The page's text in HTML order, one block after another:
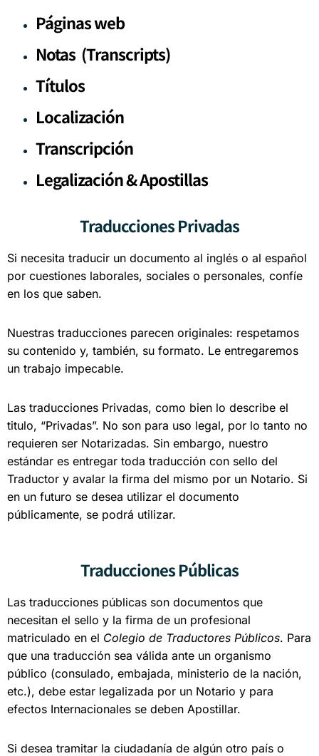
Páginas web
Notas (Transcripts)
Títulos
Localización
Transcripción
Legalización & Apostillas
Traducciones Privadas
Si necesita traducir un documento al inglés o al español
por cuestiones laborales, sociales o personales, confíe
en los que saben.
Nuestras traducciones parecen originales: respetamos
su contenido y, también, su formato. Le entregaremos
un trabajo impecable.
Las traducciones Privadas, como bien lo describe el
titulo, “Privadas”. No son para uso legal, por lo tanto no
requieren ser Notarizadas. Sin embargo, nuestro
estándar es entregar toda traducción con sello del
Traductor y avalar la firma del mismo por un Notario. Si
en un futuro se desea utilizar el documento
públicamente, se podrá utilizar.
Traducciones Públicas
Las traducciones públicas son documentos que
necesitan el sello y la firma de un profesional
matriculado en el Colegio de Traductores Públicos. Para
que una traducción sea válida ante un organismo
público (consulado, embajada, ministerio de la nación,
etc.), debe estar legalizada por un Notario y para
efectos Internacionales se deben Apostillar.
Si desea tramitar la ciudadanía de algún otro país o